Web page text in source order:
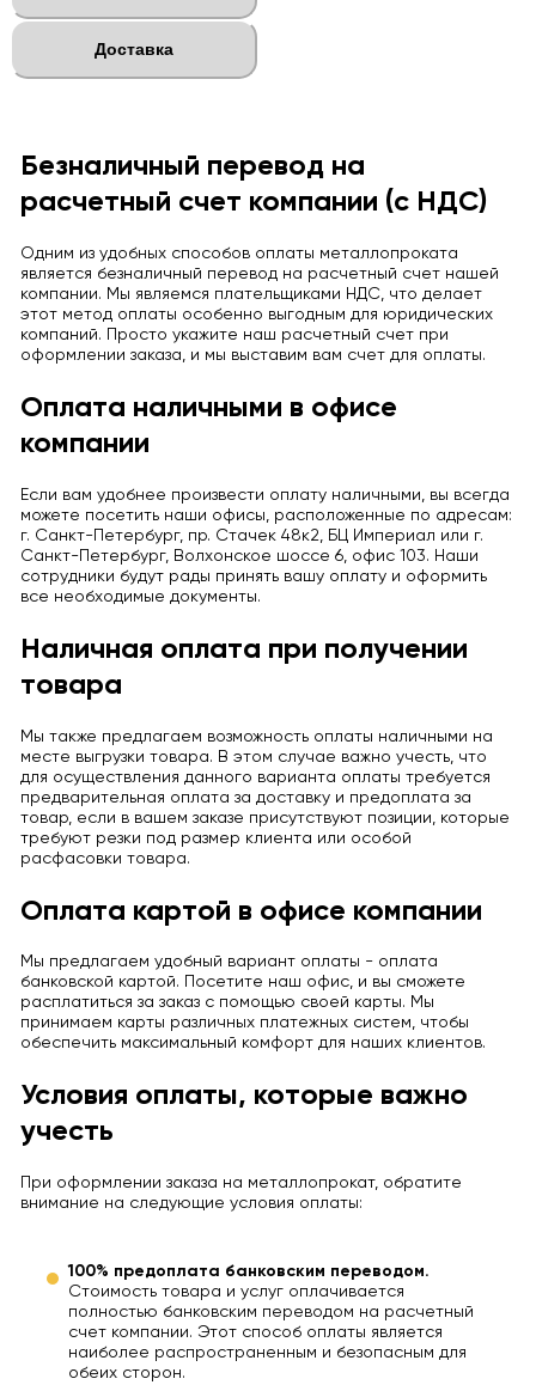
Доставка
Безналичный перевод на
расчетный счет компании (с НДС)
Одним из удобных способов оплаты металлопроката
является безналичный перевод на расчетный счет нашей
компании. Мы являемся плательщиками НДС, что делает
этот метод оплаты особенно выгодным для юридических
компаний. Просто укажите наш расчетный счет при
оформлении заказа, и мы выставим вам счет для оплаты.
Оплата наличными в офисе
компании
Если вам удобнее произвести оплату наличными, вы всегда
можете посетить наши офисы, расположенные по адресам:
г. Санкт-Петербург, пр. Стачек 48к2, БЦ Империал или г.
Санкт-Петербург, Волхонское шоссе 6, офис 103. Наши
сотрудники будут рады принять вашу оплату и оформить
все необходимые документы.
Наличная оплата при получении
товара
Мы также предлагаем возможность оплаты наличными на
месте выгрузки товара. В этом случае важно учесть, что
для осуществления данного варианта оплаты требуется
предварительная оплата за доставку и предоплата за
товар, если в вашем заказе присутствуют позиции, которые
требуют резки под размер клиента или особой
расфасовки товара.
Оплата картой в офисе компании
Мы предлагаем удобный вариант оплаты - оплата
банковской картой. Посетите наш офис, и вы сможете
расплатиться за заказ с помощью своей карты. Мы
принимаем карты различных платежных систем, чтобы
обеспечить максимальный комфорт для наших клиентов.
Условия оплаты, которые важно
учесть
При оформлении заказа на металлопрокат, обратите
внимание на следующие условия оплаты:
100% предоплата банковским переводом.
Стоимость товара и услуг оплачивается
полностью банковским переводом на расчетный
счет компании. Этот способ оплаты является
наиболее распространенным и безопасным для
обеих сторон.